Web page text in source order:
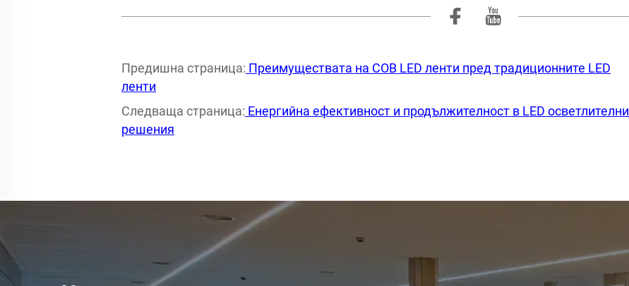
Предишна страница: Преимуществата на COB LED ленти пред традиционните LED
ленти
Следваща страница: Енергийна ефективност и продължителност в LED осветлителни
решения